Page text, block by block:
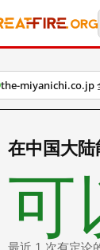
the-miyanichi.co.jp
在中国大
可
最近 1 次有定论